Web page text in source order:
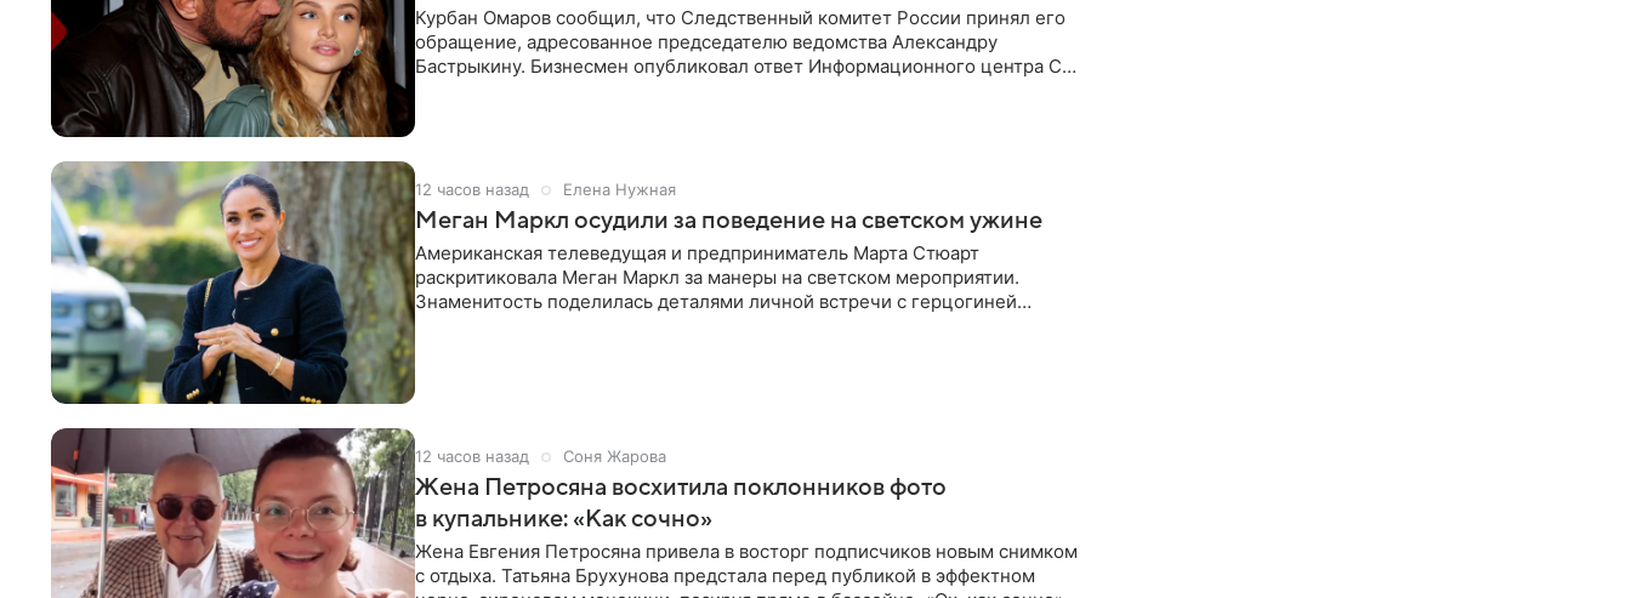
Курбан Омаров сообщил, что Следственный комитет России принял его
обращение, адресованное председателю ведомства Александру
Бастрыкину. Бизнесмен опубликовал ответ Информационного центра СК
12 часов назад Елена Нужная
Меган Маркл осудили за поведение на светском ужине
Американская телеведущая и предприниматель Марта Стюарт
раскритиковала Меган Маркл за манеры на светском мероприятии.
Знаменитость поделилась деталями личной встречи с герцогиней
12 часов назад Соня Жарова
Жена Петросяна восхитила поклонников фото
в купальнике: «Как сочно»
Жена Евгения Петросяна привела в восторг подписчиков новым снимком
с отдыха. Татьяна Брухунова предстала перед публикой в эффектном